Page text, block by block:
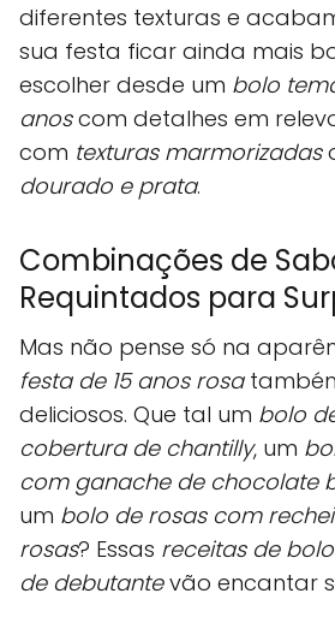
diferentes texturas e
sua festa ficar ainda mais
escolher desde um bolo
anoscom detalhes em
com texturas marmorizadas
dourado e prata.
Combinações de
Requintados para
Mas não pense só na
festa de 15 anos rosa
deliciosos. Que tal um bolo
cobertura de chantilly, um
com ganache de chocolate
um bolo de rosas com
rosas? Essas receitas de
de debutantevão encantar